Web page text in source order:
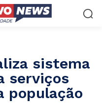
sistema
serviços
população